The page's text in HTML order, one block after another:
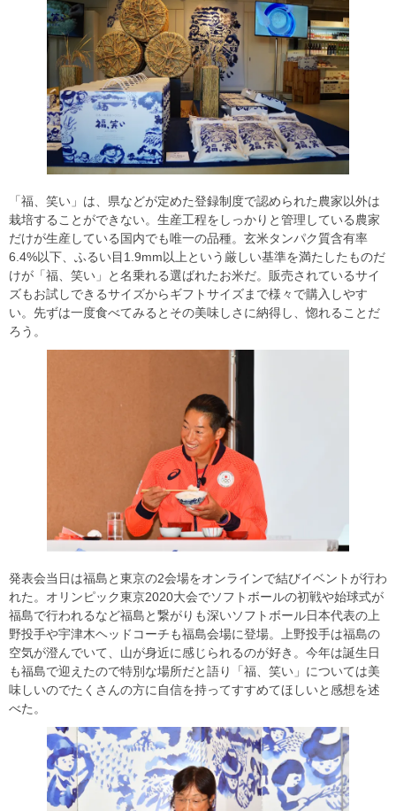
「福、笑い」は、県などが定めた登録制度で認められた農家以外は
栽培することができない。生産工程をしっかりと管理している農家
だけが生産している国内でも唯一の品種。玄米タンパク質含有率
6.4%以下、ふるい目1.9mm以上という厳しい基準を満たしたものだ
けが「福、笑い」と名乗れる選ばれたお米だ。販売されているサイ
ズもお試しできるサイズからギフトサイズまで様々で購入しやす
い。先ずは一度食べてみるとその美味しさに納得し、惚れることだ
ろう。
発表会当日は福島と東京の2会場をオンラインで結びイベントが行わ
れた。オリンピック東京2020大会でソフトボールの初戦や始球式が
福島で行われるなど福島と繋がりも深いソフトボール日本代表の上
野投手や宇津木ヘッドコーチも福島会場に登場。上野投手は福島の
空気が澄んでいて、山が身近に感じられるのが好き。今年は誕生日
も福島で迎えたので特別な場所だと語り「福、笑い」については美
味しいのでたくさんの方に自信を持ってすすめてほしいと感想を述
べた。